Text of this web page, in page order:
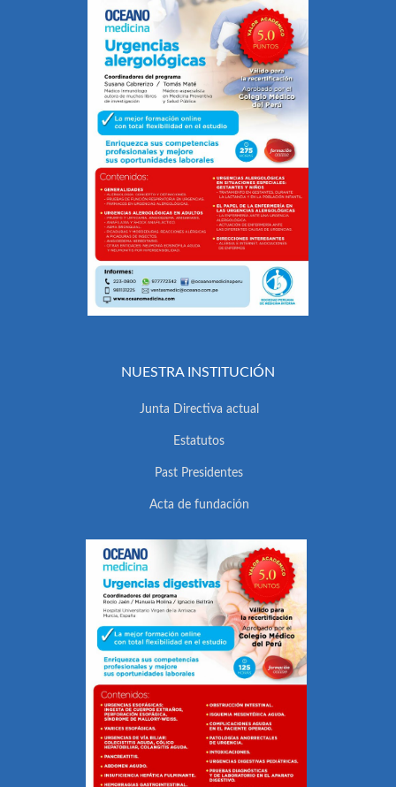
NUESTRA INSTITUCIÓN
Junta Directiva actual
Estatutos
Past Presidentes
Acta de fundación